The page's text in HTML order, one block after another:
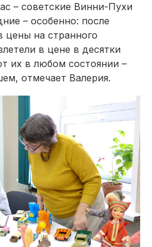
– советские Винни-Пухи
– особенно: после
на странного
в цене в десятки
их в любом состоянии –
отмечает Валерия.